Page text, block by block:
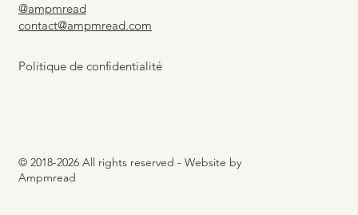
@ampmread
contact@ampmread.com
Politique de confidentialité
© 2018-2026 All rights reserved - Website by
Ampmread